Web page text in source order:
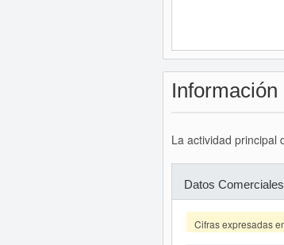
La actividad principal
Datos Comerciales
Cifras expresadas